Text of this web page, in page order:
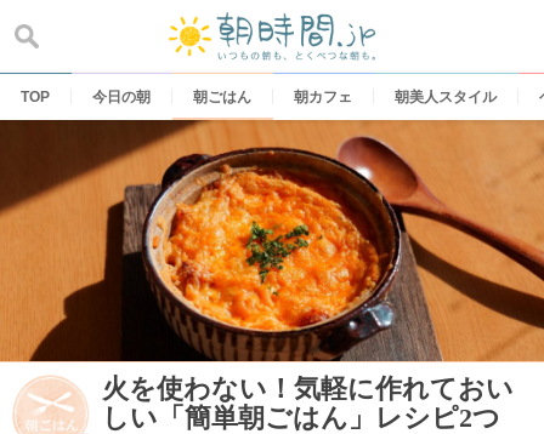
content
TOP 今日の朝 朝ごはん 朝カフェ 朝美人スタイル
火を使わない！気軽に作れておい
しい「簡単朝ごはん」レシピ2つ